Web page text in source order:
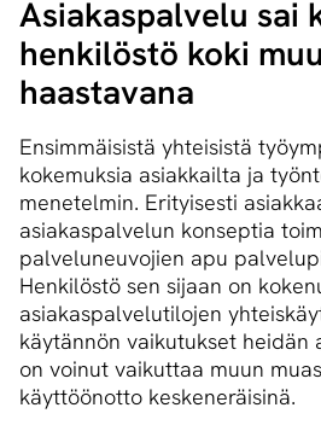
Asiakaspalvelu sai
henkilöstö koki
haastavana
Ensimmäisistä yhteisistä
kokemuksia asiakkailta ja
menetelmin. Erityisesti
asiakaspalvelun konseptia
palveluneuvojien apu
Henkilöstö sen sijaan on
asiakaspalvelutilojen
käytännön vaikutukset heidän
on voinut vaikuttaa muun
käyttöönotto keskeneräisinä.